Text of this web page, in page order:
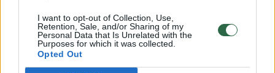
I want to opt-out of Collection, Use,
Retention, Sale, and/or Sharing of my
Personal Data that Is Unrelated with the
Purposes for which it was collected.
Opted Out